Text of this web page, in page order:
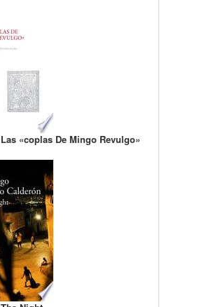
Las «coplas De Mingo Revulgo»